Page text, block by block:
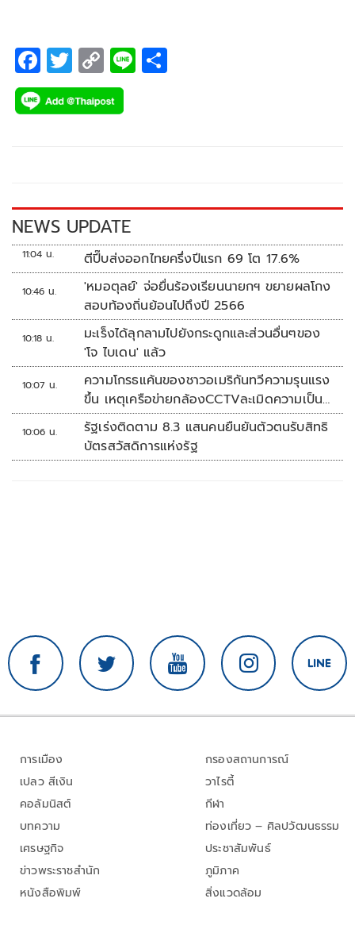
F
ac
e
k
T
wi
tt
C
o
p
k
Li
NEWS UPDATE
11:04 น. ตีปี๊บส่งออกไทยครึ่งปีแรก 69 โต 17.6%
10:46 น.
'หมอตุลย์' จ่อยื่นร้องเรียนนายกฯ ขยายผลโกง
สอบท้องถิ่นย้อนไปถึงปี 2566
10:18 น.
มะเร็งได้ลุกลามไปยังกระดูกและส่วนอื่นๆของ
'โจ ไบเดน' แล้ว
10:07 น.
ความโกรธแค้นของชาวอเมริกันทวีความรุนแรง
ขึ้น เหตุเครือข่ายกล้องCCTVละเมิดความเป็น
ส่วนตัว
10:06 น.
รัฐเร่งติดตาม 8.3 แสนคนยืนยันตัวตนรับสิทธิ
บัตรสวัสดิการแห่งรัฐ
การเมือง
เปลว สีเงิน
คอลัมนิสต์
บทความ
เศรษฐกิจ
ข่าวพระราชสำนัก
หนังสือพิมพ์
กรองสถานการณ์
วาไรตี้
กีฬา
ท่องเที่ยว – ศิลปวัฒนธรรม
ประชาสัมพันธ์
ภูมิภาค
สิ่งแวดล้อม